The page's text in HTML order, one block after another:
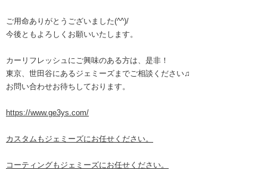
ご用命ありがとうございました(^^)/
今後ともよろしくお願いいたします。
カーリフレッシュにご興味のある方は、是非！
東京、世田谷にあるジェミーズまでご相談ください♫
お問い合わせお待ちしております。
https://www.ge3ys.com/
カスタムもジェミーズにお任せください。
コーティングもジェミーズにお任せください。